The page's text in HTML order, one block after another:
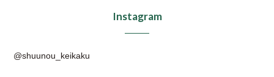
Instagram
@shuunou_keikaku